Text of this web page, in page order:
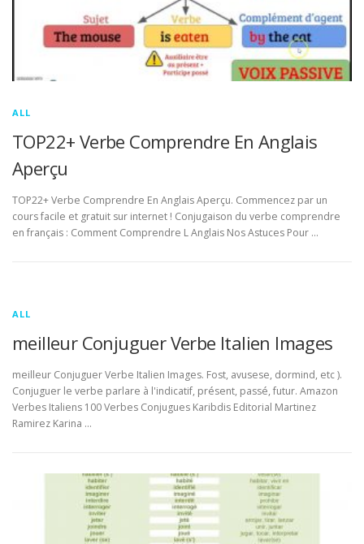
ALL
TOP22+ Verbe Comprendre En Anglais
Aperçu
TOP22+ Verbe Comprendre En Anglais Aperçu. Commencez par un
cours facile et gratuit sur internet ! Conjugaison du verbe comprendre
en français : Comment Comprendre L Anglais Nos Astuces Pour …
ALL
meilleur Conjuguer Verbe Italien Images
meilleur Conjuguer Verbe Italien Images. Fost, avusese, dormind, etc ).
Conjuguer le verbe parlare à l'indicatif, présent, passé, futur. Amazon
Verbes Italiens 100 Verbes Conjugues Karibdis Editorial Martinez
Ramirez Karina …